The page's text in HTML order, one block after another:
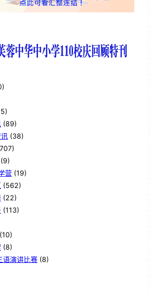
(89)
(38)
(9)
营 (19)
(562)
(22)
(113)
(10)
(8)
语演讲比赛 (8)